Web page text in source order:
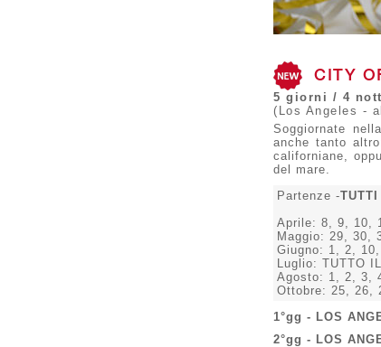
CITY
5 giorni / 4
(Los Angeles -
Soggiornate
anche tanto
californiane,
del mare.
Partenze -TUTTI
Aprile: 8, 9, 10,
Maggio: 29, 30,
Giugno: 1, 2,
Luglio: TUTTO
Agosto: 1, 2, 3,
Ottobre: 25, 26,
1°gg - LOS
2°gg - LOS